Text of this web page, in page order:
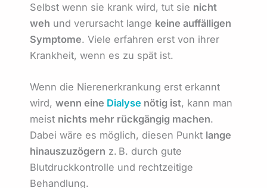
Selbst wenn sie krank wird, tut sie nicht
weh und verursacht lange keine auffälligen
Symptome. Viele erfahren erst von ihrer
Krankheit, wenn es zu spät ist.
Wenn die Nierenerkrankung erst erkannt
wird, wenn eine Dialyse nötig ist, kann man
meist nichts mehr rückgängig machen.
Dabei wäre es möglich, diesen Punkt lange
hinauszuzögern z. B. durch gute
Blutdruckkontrolle und rechtzeitige
Behandlung.